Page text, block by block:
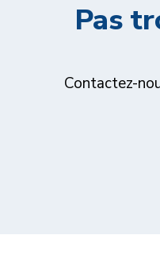
Pas
Contactez-